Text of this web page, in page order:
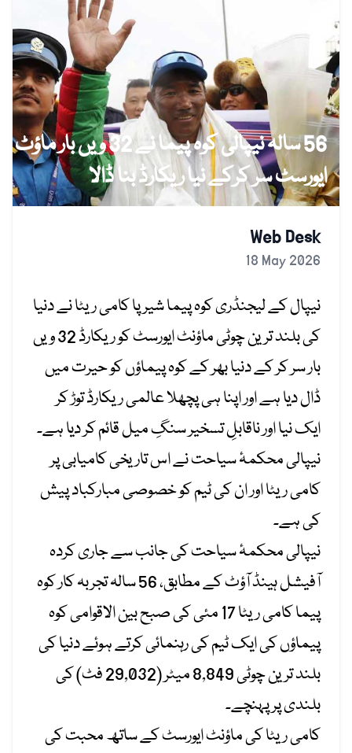
56 سالہ نیپالی کوہ پیما نے 32 ویں بار ماؤٹ
ایورسٹ سر کرکے نیا ریکارڈ بنا ڈالا
Web Desk
18 May 2026
نیپال کے لیجنڈری کوہ پیما شیرپا کامی ریٹا نے دنیا
کی بلند ترین چوٹی ماؤنٹ ایورسٹ کو ریکارڈ 32 ویں
بار سر کر کے دنیا بھر کے کوہ پیماؤں کو حیرت میں
ڈال دیا ہے اور اپنا ہی پچھلا عالمی ریکارڈ توڑ کر
ایک نیا اور ناقابلِ تسخیر سنگِ میل قائم کر دیا ہے۔
نیپالی محکمۂ سیاحت نے اس تاریخی کامیابی پر
کامی ریٹا اور ان کی ٹیم کو خصوصی مبارکباد پیش
کی ہے۔
نیپالی محکمۂ سیاحت کی جانب سے جاری کردہ
آفیشل ہینڈ آؤٹ کے مطابق، 56 سالہ تجربہ کار کوہ
پیما کامی ریٹا 17 مئی کی صبح بین الاقوامی کوہ
پیماؤں کی ایک ٹیم کی رہنمائی کرتے ہوئے دنیا کی
بلند ترین چوٹی 8,849 میٹر (29,032 فٹ) کی
بلندی پر پہنچے۔
کامی ریٹا کی ماؤنٹ ایورسٹ کے ساتھ محبت کی